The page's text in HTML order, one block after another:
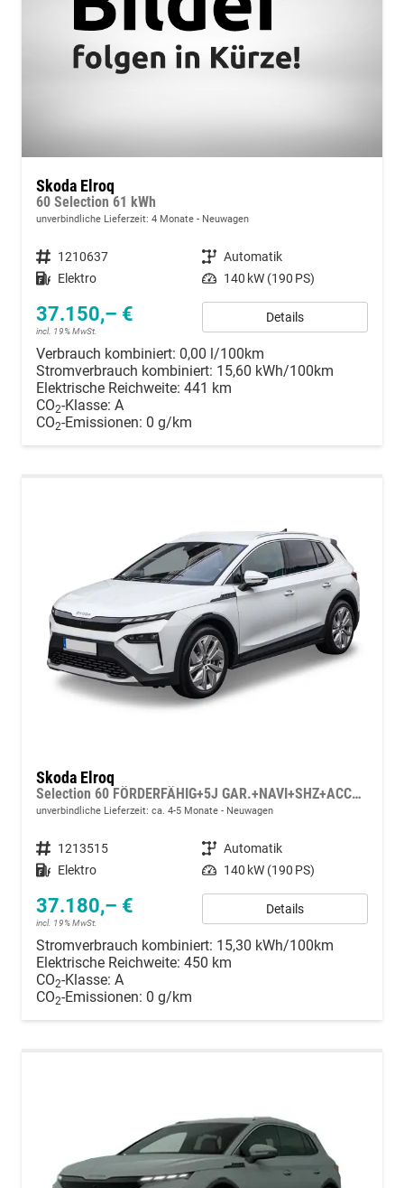
Skoda Elroq
60 Selection 61 kWh
unverbindliche Lieferzeit: 4 Monate Neuwagen
Fahrzeugnummer 1210637 Getriebe Automatik
Kraftstoff Elektro Leistung 140 kW (190 PS)
37.150,– €
incl. 19% MwSt.
Details
Verbrauch kombiniert: 0,00 l/100km
Stromverbrauch kombiniert: 15,60 kWh/100km
Elektrische Reichweite: 441 km
CO2-Klasse: A
CO2-Emissionen: 0 g/km
Skoda Elroq
Selection 60 FÖRDERFÄHIG+5J GAR.+NAVI+SHZ+ACC+KAMERA+19" ALU+SMARTLINK+KLIMA+LED
unverbindliche Lieferzeit: ca. 4-5 Monate Neuwagen
Fahrzeugnummer 1213515 Getriebe Automatik
Kraftstoff Elektro Leistung 140 kW (190 PS)
37.180,– €
incl. 19% MwSt.
Details
Stromverbrauch kombiniert: 15,30 kWh/100km
Elektrische Reichweite: 450 km
CO2-Klasse: A
CO2-Emissionen: 0 g/km